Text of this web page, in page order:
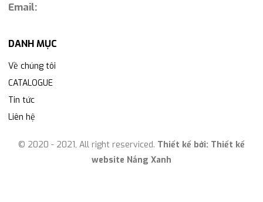
Email:
DANH MỤC
Về chúng tôi
CATALOGUE
Tin tức
Liên hệ
© 2020 - 2021, All right reserviced. Thiết kế bởi: Thiết kế
website Nắng Xanh